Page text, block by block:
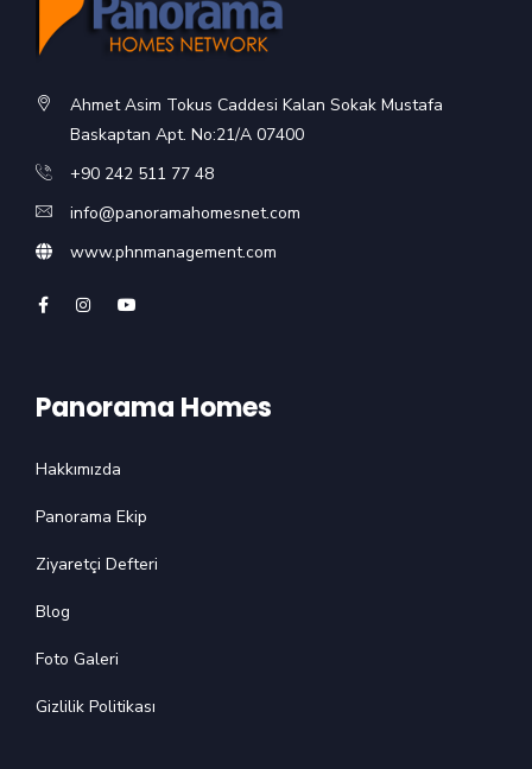
Ahmet Asim Tokus Caddesi Kalan Sokak Mustafa
Baskaptan Apt. No:21/A 07400
+90 242 511 77 48
info@panoramahomesnet.com
www.phnmanagement.com
Panorama Homes
Hakkımızda
Panorama Ekip
Ziyaretçi Defteri
Blog
Foto Galeri
Gizlilik Politikası